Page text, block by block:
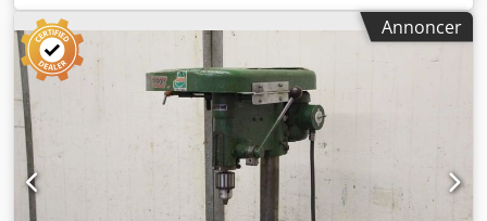
mm - Udladning: 105 mm - Omdrejningstal: 1400
omdr./min. - Søjlediameter: 41 mm - Spindelslag: 55 mm -
Motoreffekt: 75 W - Dimensioner: 290/150/H530 mm - Vægt:
13,4 kg
Annoncer